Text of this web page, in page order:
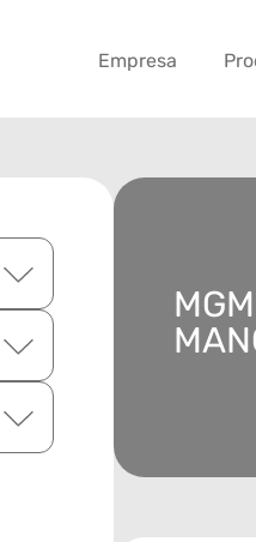
Empresa